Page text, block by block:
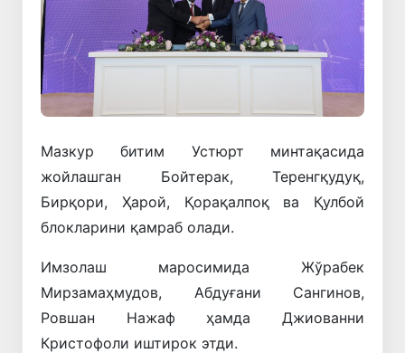
Мазкур битим Устюрт минтақасида
жойлашган Бойтерак, Теренгқудуқ,
Бирқори, Ҳарой, Қорақалпоқ ва Қулбой
блокларини қамраб олади.
Имзолаш маросимида Жўрабек
Мирзамаҳмудов, Абдуғани Сангинов,
Ровшан Нажаф ҳамда Джиованни
Кристофоли иштирок этди.